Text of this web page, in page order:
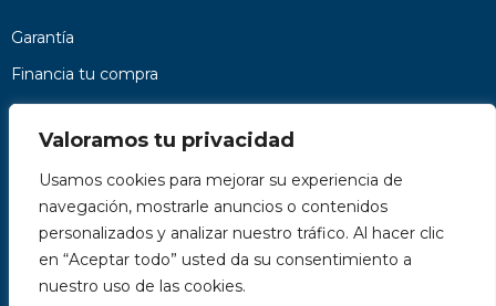
Valoramos tu privacidad
Usamos cookies para mejorar su experiencia de
navegación, mostrarle anuncios o contenidos
personalizados y analizar nuestro tráfico. Al hacer clic
en “Aceptar todo” usted da su consentimiento a
nuestro uso de las cookies.
Garantía
Financia tu compra
Preguntas frecuentes
Nosotros
Contacto
Páginas legales
Kit Digital